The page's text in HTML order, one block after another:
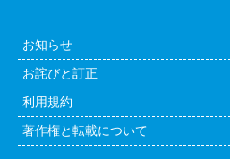
お知らせ
お詫びと訂正
利用規約
著作権と転載について